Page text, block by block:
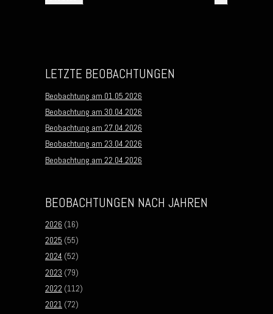
LETZTE BEOBACHTUNGEN
Beobachtung am 01.05.2026
Beobachtung am 30.04.2026
Beobachtung am 27.04.2026
Beobachtung am 23.04.2026
Beobachtung am 22.04.2026
BEOBACHTUNGEN NACH JAHREN
2026 (16)
2025 (55)
2024 (52)
2023 (79)
2022 (112)
2021 (72)